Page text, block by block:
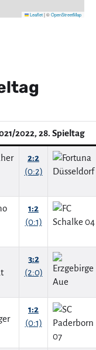
Leaflet|©OpenStreetMap
2022, 28. Spieltag
2:2
(0:2)
1:2
(0:1)
3:2
(2:0)
1:2
(0:1)